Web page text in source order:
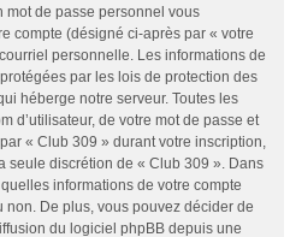
mot de passe personnel vous
compte (désigné ci-après par « votre
personnelle. Les informations de
par les lois de protection des
héberge notre serveur. Toutes les
d’utilisateur, de votre mot de passe et
« Club 309 » durant votre inscription,
seule discrétion de « Club 309 ». Dans
informations de votre compte
De plus, vous pouvez décider de
du logiciel phpBB depuis une